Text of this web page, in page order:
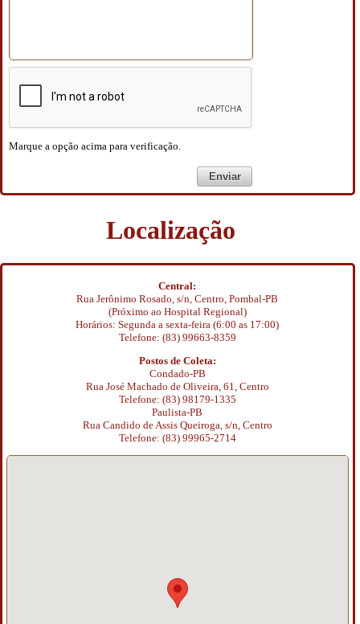
Marque a opção acima para verificação.
Enviar
Localização
Central:
Rua Jerônimo Rosado, s/n, Centro, Pombal-PB
(Próximo ao Hospital Regional)
Horários: Segunda a sexta-feira (6:00 as 17:00)
Telefone: (83) 99663-8359
Postos de Coleta:
Condado-PB
Rua José Machado de Oliveira, 61, Centro
Telefone: (83) 98179-1335
Paulista-PB
Rua Candido de Assis Queiroga, s/n, Centro
Telefone: (83) 99965-2714